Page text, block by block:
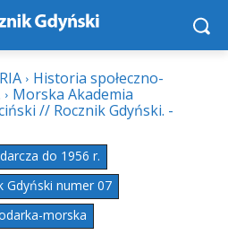
Historia społeczno-
Morska Akademia
// Rocznik Gdyński. -
do 1956 r.
Gdyński numer 07
morska